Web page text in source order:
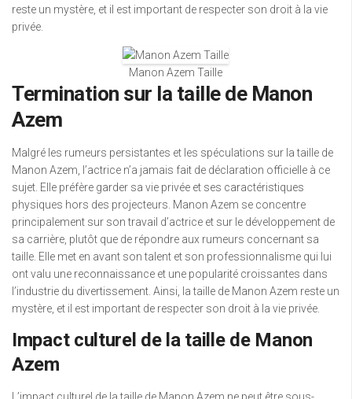
reste un mystère, et il est important de respecter son droit à la vie
privée.
Manon Azem Taille
Termination sur la taille de Manon
Azem
Malgré les rumeurs persistantes et les spéculations sur la taille de
Manon Azem, l’actrice n’a jamais fait de déclaration officielle à ce
sujet. Elle préfère garder sa vie privée et ses caractéristiques
physiques hors des projecteurs. Manon Azem se concentre
principalement sur son travail d’actrice et sur le développement de
sa carrière, plutôt que de répondre aux rumeurs concernant sa
taille. Elle met en avant son talent et son professionnalisme qui lui
ont valu une reconnaissance et une popularité croissantes dans
l’industrie du divertissement. Ainsi, la taille de Manon Azem reste un
mystère, et il est important de respecter son droit à la vie privée.
Impact culturel de la taille de Manon
Azem